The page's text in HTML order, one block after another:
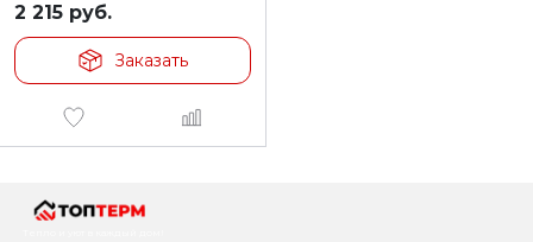
2 215 руб.
Заказать